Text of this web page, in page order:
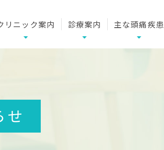
リニック案内
医師紹介
インタビューページ
診療案内
頭痛の予防治療専門サイト
主な頭痛疾患
せ